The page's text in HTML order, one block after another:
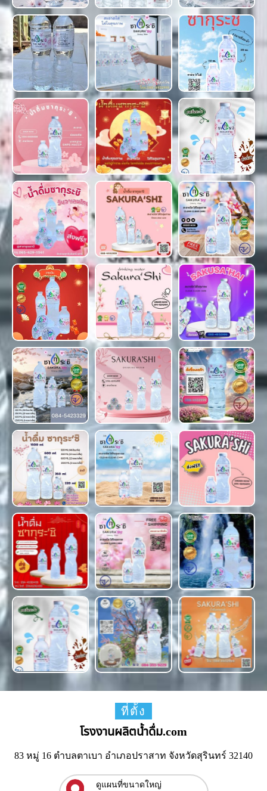
ที่ตั้ง
โรงงานผลิตน้ำดื่ม.com
83 หมู่ 16 ตำบลตาเบา อำเภอปราสาท จังหวัดสุรินทร์ 32140
ดูแผนที่ขนาดใหญ่